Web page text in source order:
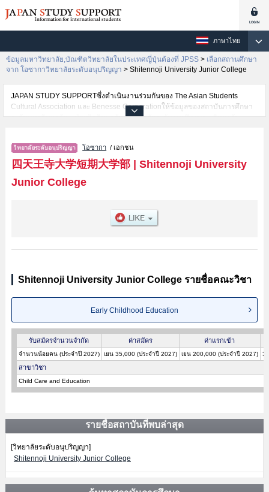
ภาษาไทย
ข้อมูลมหาวิทยาลัย,บัณฑิตวิทยาลัยในประเทศญี่ปุ่นต้องที่ JPSS > เลือกสถานศึกษา
จาก โอซากาวิทยาลัยระดับอนุปริญญา > Shitennoji University Junior College
JAPAN STUDY SUPPORTซึ่งดำเนินงานร่วมกันของ The Asian Students
Cultural Association และ Benesse Corporationให้ข้อมูลของสถาบันการศึกษา
ระดับมหาวิทยาลัย・บัณฑิตวิทยาลัย・วิทยาลัยระดับอนุปริญญา・วิทยาลัย
สำหรับนักศึกษาต่างชาติเช่นข้อมูลของแต่ละคณะ,ข้อมูลการสอบคัดเลือกเข้า
ศึกษาเช่นจำนวนคนที่รับสมัครหรือจำนวนคนที่ผ่านการสอบคัดเลือก
เป็นต้น,แนะนำสถานที่,การเดินทางเป็นต้นไว้ด้วยดังนั้นขอเชิญใช้บริการค้นหา
ข้อมูลตามอัธยาศัย
โอซากา / เอกชน
四天王寺大学短期大学部| Shitennoji University
Junior College
Shitennoji University Junior College รายชื่อคณะวิชา
Early Childhood Education
รับสมัครจำนวนจำกัด ค่าสมัคร ค่าแรกเข้า
จำนวนน้อยคน (ประจำปี 2027) เยน 35,000 (ประจำปี 2027) เยน 200,000 (ประจำปี 2027) 3-
สาขาวิชา
Child Care and Education
รายชื่อสถาบันที่พบล่าสุด
[วิทยาลัยระดับอนุปริญญา]
Shitennoji University Junior College